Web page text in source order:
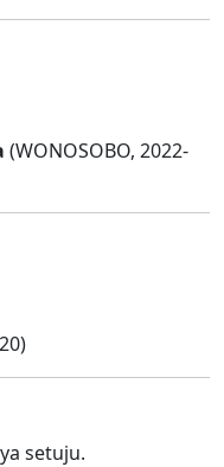
(WONOSOBO, 2022-
setuju.